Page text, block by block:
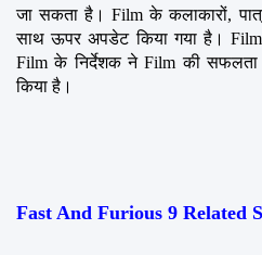
जा सकता है। Film के कलाकारों,
साथ ऊपर अपडेट किया गया है। Film
Film के निर्देशक ने Film की सफलता
किया है।
Fast And Furious 9 Related